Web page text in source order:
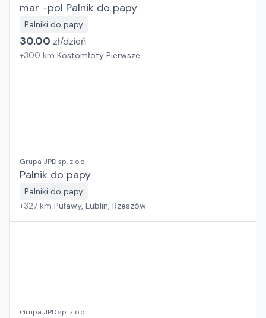
mar -pol Palnik do papy
Palniki do papy
30.00 zł/dzień
+300 km Kostomłoty Pierwsze
Grupa JPD sp. z o.o.
Palnik do papy
Palniki do papy
+327 km Puławy, Lublin, Rzeszów
Grupa JPD sp. z o.o.